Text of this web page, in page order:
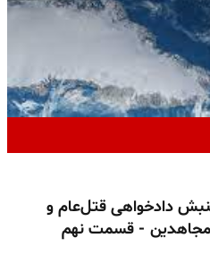
دادخواهی قتل‌عام و
- قسمت نهم